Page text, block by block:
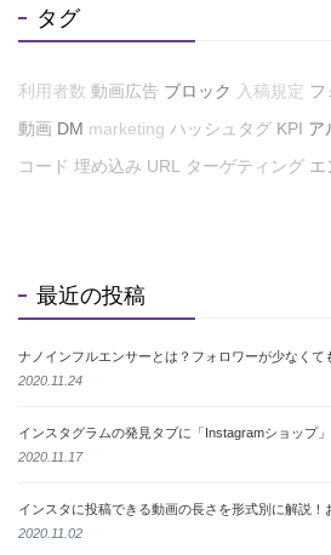
タグ
利用者数 動画広告 ブロック 入稿規定 フ
動画 DM marketing ハッシュタグ KPI ア
コード 埋め込み URL ターゲティング エ
最近の投稿
ナノインフルエンサーとは？フォロワーが少なくて
2020.11.24
インスタグラムの発見タブに「Instagramショップ」
2020.11.17
インスタに投稿できる動画の長さを形式別に解説
2020.11.02